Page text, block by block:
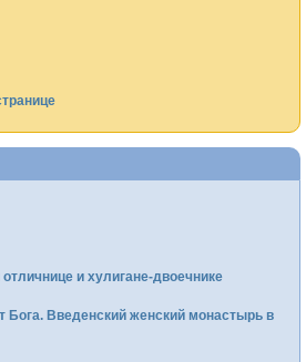
и хулигане-двоечнике
Бога. Введенский женский монастырь в